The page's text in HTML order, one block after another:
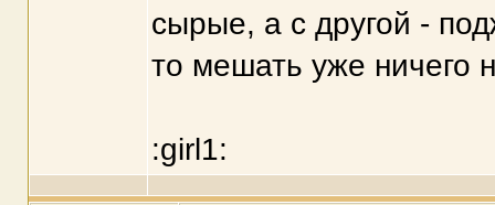
сырые, а с другой -
то мешать уже ничего
:girl1: